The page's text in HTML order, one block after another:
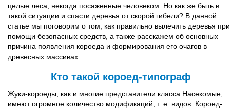
целые леса, некогда посаженные человеком. Но как же быть в
такой ситуации и спасти деревья от скорой гибели? В данной
статье мы поговорим о том, как правильно вылечить деревья при
помощи безопасных средств, а также расскажем об основных
причина появления короеда и формирования его очагов в
древесных массивах.
Кто такой короед-типограф
Жуки-короеды, как и многие представители класса Насекомые,
имеют огромное количество модификаций, т. е. видов. Короед-